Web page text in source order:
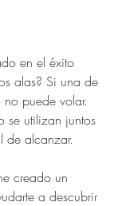
en el éxito
alas? Si una de
puede volar.
se utilizan juntos
de alcanzar.
creado un
a descubrir